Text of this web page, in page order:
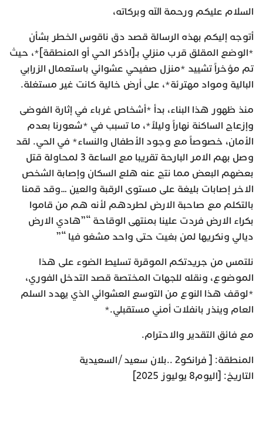
السلام عليكم ورحمة الله وبركاته،
أتوجه إليكم بهذه الرسالة قصد دق ناقوس الخطر بشأن
*الوضع المقلق قرب منزلي بـ[اذكر الحي أو المنطقة]*، حيث
تم مؤخراً تشييد *منزل صفيحي عشوائي باستعمال الزرابي
البالية ومواد مهترئة*، على أرض خالية كانت غير مستغلة.
منذ ظهور هذا البناء، بدأ *أشخاص غرباء في إثارة الفوضى
وإزعاج الساكنة نهاراً وليلاً*، ما تسبب في *شعورنا بعدم
الأمان، خصوصاً مع وجود الأطفال والنساء* في الحي. لقد
وصل بهم الامر البارحة تقريبا مع الساعة 3 لمحاولة قتل
بعضهم البعض مما نتج عنه هلع السكان وإصابة الشخص
الاخر إصابات بليغة على مستوى الرقبة والعين …وقد قمنا
بالتكلم مع صاحبة الارض لطردهم لأنه هم من قاموا
بكراء الارض فردت علينا بمنتهى الوقاحة “”هادي الارض
ديالي ونكريها لمن بغيت حتى واحد مشغو فيا “”
نلتمس من جريدتكم الموقرة تسليط الضوء على هذا
الموضوع، ونقله للجهات المختصة قصد التدخل الفوري،
*لوقف هذا النوع من التوسع العشوائي الذي يهدد السلم
العام وينذر بانفلات أمني مستقبلي.*
مع فائق التقدير والاحترام.
المنطقة: [ فرانكو2 ..بلان سعيد /السعيدية
التاريخ: [اليوم8 يوليوز 2025]